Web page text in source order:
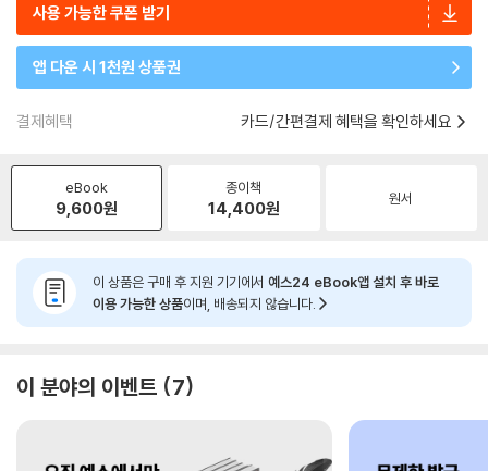
사용 가능한 쿠폰 받기
앱 다운 시 1천원 상품권
결제혜택 카드/간편결제 혜택을 확인하세요
eBook
9,600원
종이책
14,400원 원서
이 상품은 구매 후 지원 기기에서 예스24 eBook앱 설치 후 바로
이용 가능한 상품이며, 배송되지 않습니다.
이 분야의 이벤트 7